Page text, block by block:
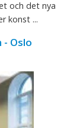
och det nya
konst ...
Oslo